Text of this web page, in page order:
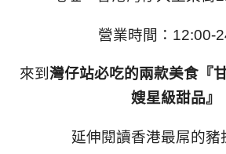
營業時間：12:00-
來到 灣仔站必吃的兩款美食『
嫂星級甜品』
延伸閱讀香港最屌的豬